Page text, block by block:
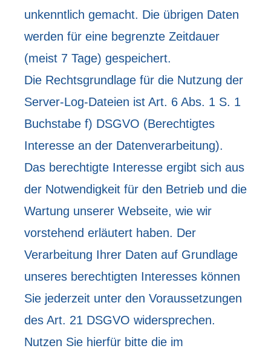
unkenntlich gemacht. Die übrigen Daten
werden für eine begrenzte Zeitdauer
(meist 7 Tage) gespeichert.
Die Rechtsgrundlage für die Nutzung der
Server-Log-Dateien ist Art. 6 Abs. 1 S. 1
Buchstabe f) DSGVO (Berechtigtes
Interesse an der Datenverarbeitung).
Das berechtigte Interesse ergibt sich aus
der Notwendigkeit für den Betrieb und die
Wartung unserer Webseite, wie wir
vorstehend erläutert haben. Der
Verarbeitung Ihrer Daten auf Grundlage
unseres berechtigten Interesses können
Sie jederzeit unter den Voraussetzungen
des Art. 21 DSGVO widersprechen.
Nutzen Sie hierfür bitte die im